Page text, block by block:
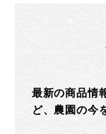
最新の商品情
ど、農園の今